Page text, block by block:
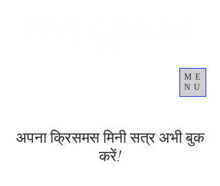
ME
NU
अपना क्रिसमस मिनी सत्र अभी बुक
करें!